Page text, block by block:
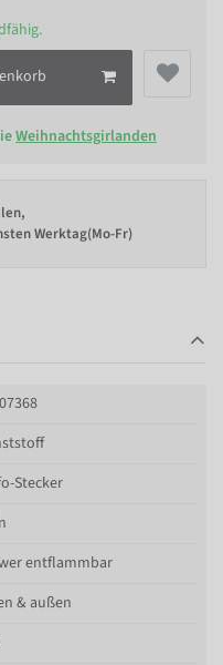
Weihnachtsgirlanden
Werktag(Mo-Fr)
Stecker
entflammbar
& außen